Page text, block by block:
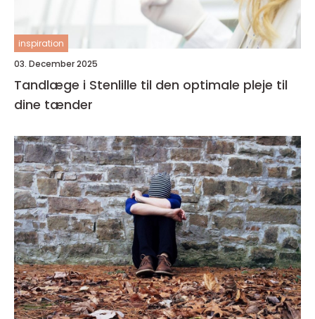
inspiration
03. December 2025
Tandlæge i Stenlille til den optimale pleje til
dine tænder